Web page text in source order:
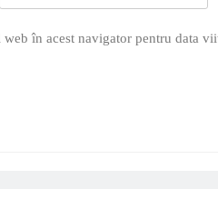
în acest navigator pentru data